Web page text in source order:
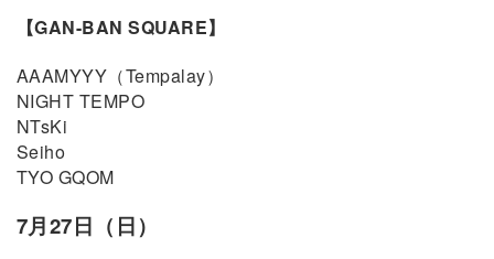
【GAN-BAN SQUARE】
AAAMYYY（Tempalay）
NIGHT TEMPO
NTsKi
Seiho
TYO GQOM
7月27日（日）